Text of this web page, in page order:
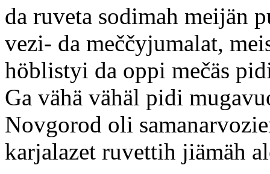
da ruveta sodimah meijän
vezi- da meččyjumalat,
höblistyi da oppi mečäs
Ga vähä vähäl pidi
Novgorod oli
karjalazet ruvettih jiämäh